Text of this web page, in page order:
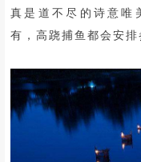
真是道不尽的诗意唯
有，高跷捕鱼都会安排